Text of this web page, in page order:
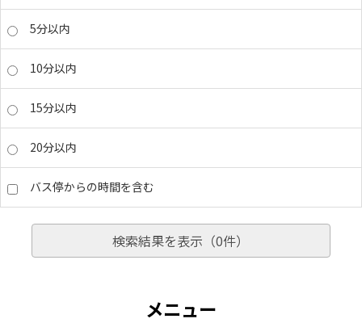
5分以内
10分以内
15分以内
20分以内
バス停からの時間を含む
検索結果を表示（0件）
メニュー